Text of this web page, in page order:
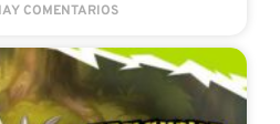
COMENTARIOS